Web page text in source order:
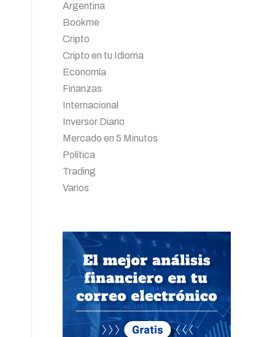
Argentina
Bookme
Cripto
Cripto en tu Idioma
Economía
Finanzas
Internacional
Inversor Diario
Mercado en 5 Minutos
Política
Trading
Varios